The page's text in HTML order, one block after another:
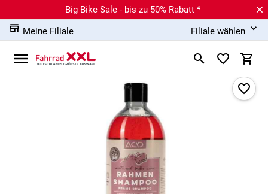
Big Bike Sale - bis zu 50% Rabatt ⁴
Meine Filiale
Filiale wählen